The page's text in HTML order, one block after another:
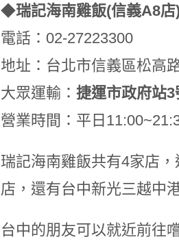
◆瑞記海南雞飯(信義A8店
電話：02-27223300
地址：台北市信義區松高
大眾運輸： 捷運市政府站3
營業時間：平日
瑞記海南雞飯共有4家店
店，還有台中新光三越中
台中的朋友可以就近前往